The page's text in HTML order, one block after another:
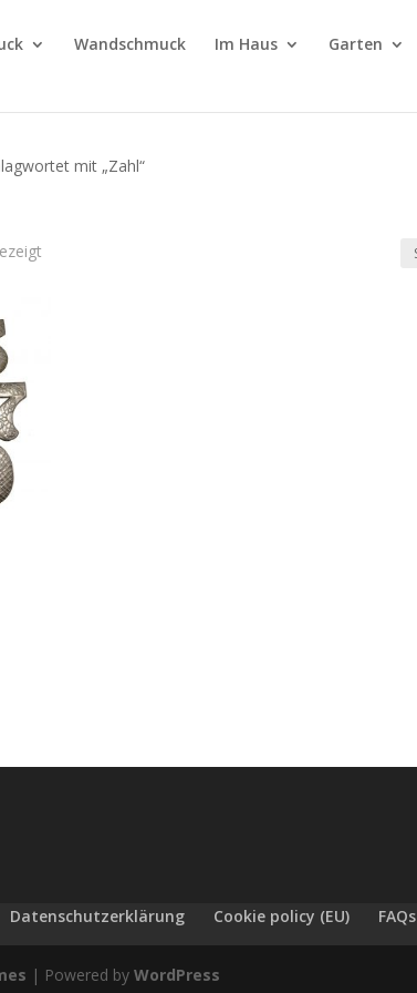
Wandschmuck Im Haus Garten
mit „Zahl“
Datenschutzerklärung Cookie policy (EU) FAQs
| Powered byWordPress